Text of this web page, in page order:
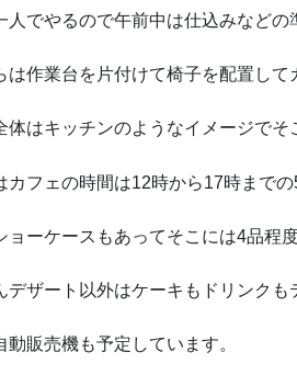
人でやるので午前中は仕込みなどの
は作業台を片付けて椅子を配置して
体はキッチンのようなイメージでそ
カフェの時間は12時から17時までの
ョーケースもあってそこには4品程
デザート以外はケーキもドリンクも
動販売機も予定しています。